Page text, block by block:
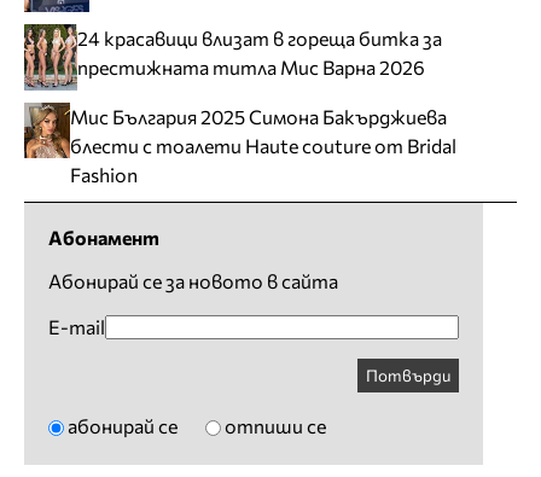
24 красавици влизат в гореща битка за
престижната титла Мис Варна 2026
Мис България 2025 Симона Бакърджиева
блести с тоалети Haute couture от Bridal
Fashion
Абонамент
Абонирай се за новото в сайта
E-mail
Потвърди
абонирай се отпиши се